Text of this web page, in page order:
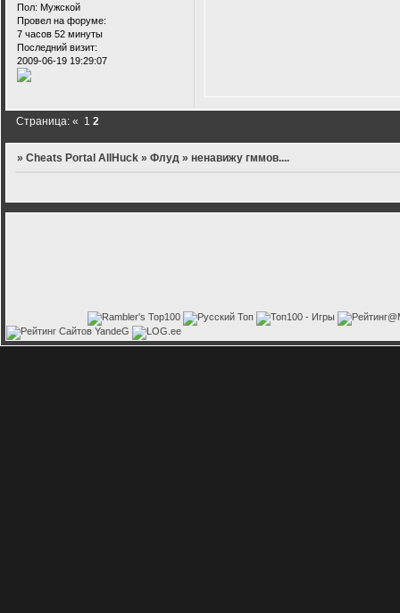
Пол: Мужской
Провел на форуме:
7 часов 52 минуты
Последний визит:
2009-06-19 19:29:07
Страница:« 1 2
»Cheats Portal AllHuck »Флуд »ненавижу гммов....